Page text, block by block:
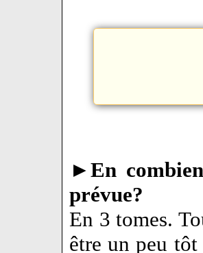
►En
prévue?
En 3 tomes.
être un peu